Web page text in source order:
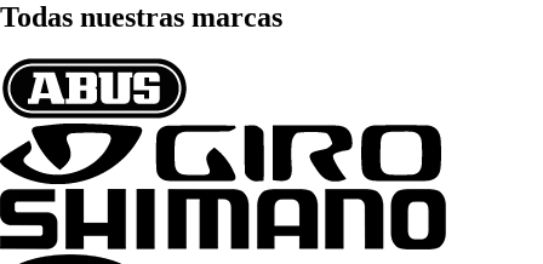
Todas nuestras marcas